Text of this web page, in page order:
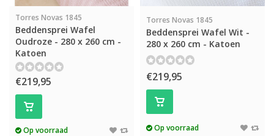
Torres Novas 1845
Beddensprei Wafel
Oudroze - 280 x 260 cm -
Katoen
€219,95
Op voorraad
Torres Novas 1845
Beddensprei Wafel Wit -
280 x 260 cm - Katoen
€219,95
Op voorraad